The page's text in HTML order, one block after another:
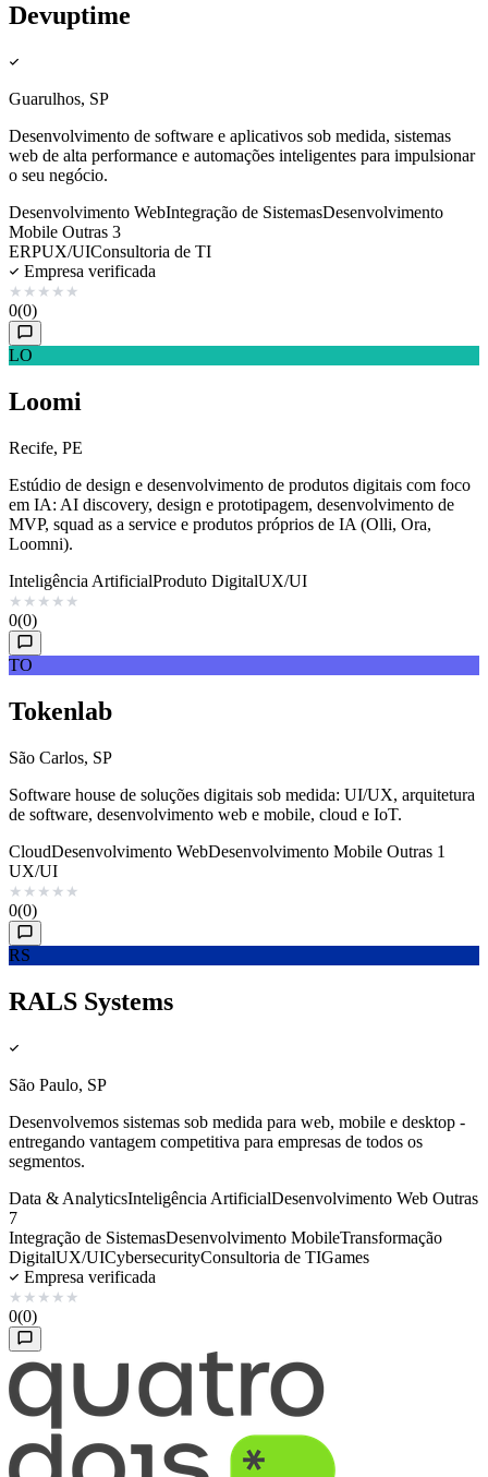
Devuptime
Guarulhos, SP
Desenvolvimento de software e aplicativos sob medida, sistemas
web de alta performance e automações inteligentes para impulsionar
o seu negócio.
Desenvolvimento WebIntegração de SistemasDesenvolvimento
Mobile Outras 3
ERPUX/UIConsultoria de TI
Empresa verificada
★ ★ ★ ★ ★
0(0)
LO
Loomi
Recife, PE
Estúdio de design e desenvolvimento de produtos digitais com foco
em IA: AI discovery, design e prototipagem, desenvolvimento de
MVP, squad as a service e produtos próprios de IA (Olli, Ora,
Loomni).
Inteligência ArtificialProduto DigitalUX/UI
★ ★ ★ ★ ★
0(0)
TO
Tokenlab
São Carlos, SP
Software house de soluções digitais sob medida: UI/UX, arquitetura
de software, desenvolvimento web e mobile, cloud e IoT.
CloudDesenvolvimento WebDesenvolvimento Mobile Outras 1
UX/UI
★ ★ ★ ★ ★
0(0)
RS
RALS Systems
São Paulo, SP
Desenvolvemos sistemas sob medida para web, mobile e desktop -
entregando vantagem competitiva para empresas de todos os
segmentos.
Data & AnalyticsInteligência ArtificialDesenvolvimento Web Outras
7
Integração de SistemasDesenvolvimento MobileTransformação
DigitalUX/UICybersecurityConsultoria de TIGames
Empresa verificada
★ ★ ★ ★ ★
0(0)